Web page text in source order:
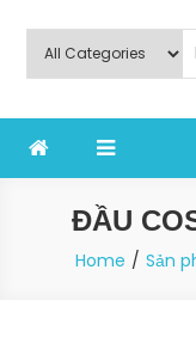
Thế Giới
ĐẦU
Home Sản